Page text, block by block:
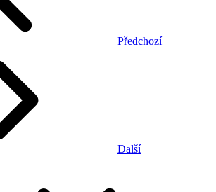
Předchozí
Další